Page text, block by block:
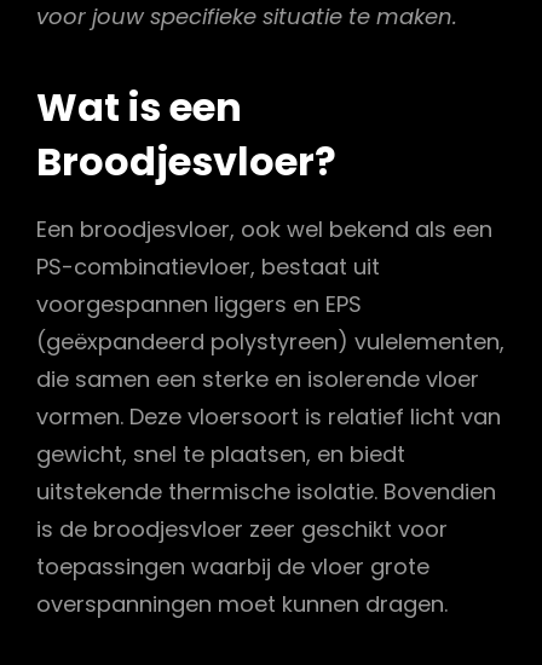
voor jouw specifieke situatie te maken.
Wat is een
Broodjesvloer?
Een broodjesvloer, ook wel bekend als een
PS-combinatievloer, bestaat uit
voorgespannen liggers en EPS
(geëxpandeerd polystyreen) vulelementen,
die samen een sterke en isolerende vloer
vormen. Deze vloersoort is relatief licht van
gewicht, snel te plaatsen, en biedt
uitstekende thermische isolatie. Bovendien
is de broodjesvloer zeer geschikt voor
toepassingen waarbij de vloer grote
overspanningen moet kunnen dragen.